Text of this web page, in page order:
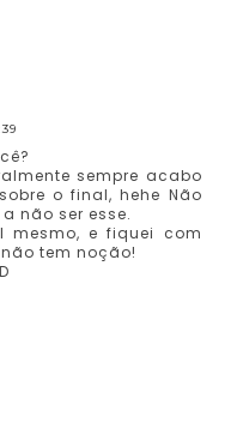
sempre acabo
o final, hehe Não
não ser esse.
mesmo, e fiquei com
tem noção!